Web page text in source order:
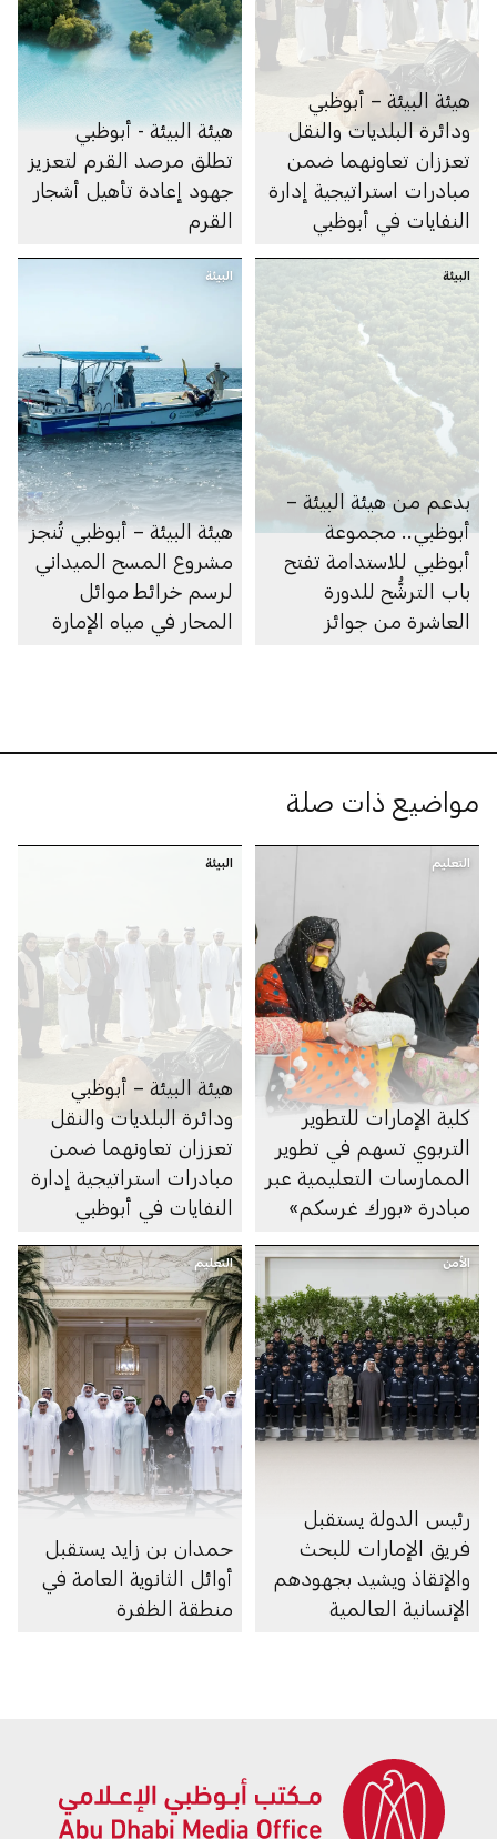
هيئة البيئة – أبوظبي
ودائرة البلديات والنقل
تعززان تعاونهما ضمن
مبادرات استراتيجية إدارة
النفايات في أبوظبي
هيئة البيئة - أبوظبي
تطلق مرصد القرم لتعزيز
جهود إعادة تأهيل أشجار
القرم
البيئة
بدعم من هيئة البيئة –
أبوظبي.. مجموعة
أبوظبي للاستدامة تفتح
باب الترشُّح للدورة
العاشرة من جوائز
البيئة
هيئة البيئة – أبوظبي تُنجز
مشروع المسح الميداني
لرسم خرائط موائل
المحار في مياه الإمارة
مواضيع ذات صلة
التعليم
كلية الإمارات للتطوير
التربوي تسهم في تطوير
الممارسات التعليمية عبر
مبادرة «بورك غرسكم»
البيئة
هيئة البيئة – أبوظبي
ودائرة البلديات والنقل
تعززان تعاونهما ضمن
مبادرات استراتيجية إدارة
النفايات في أبوظبي
الأمن
رئيس الدولة يستقبل
فريق الإمارات للبحث
والإنقاذ ويشيد بجهودهم
الإنسانية العالمية
التعليم
حمدان بن زايد يستقبل
أوائل الثانوية العامة في
منطقة الظفرة